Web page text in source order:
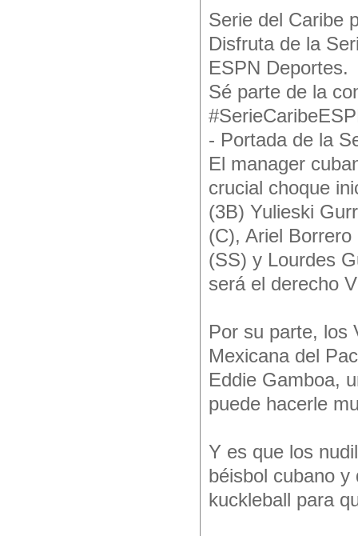
Serie del Caribe
Disfruta de la
ESPN Deportes.
Sé parte de la
- Portada de la
El manager
crucial choque
(3B) Yulieski
(C), Ariel
(SS) y Lour­des
será el derecho
Por su parte, los
Mexicana del
Eddie Gamboa,
puede hacerle
Y es que los
béisbol cubano
kuckleball para